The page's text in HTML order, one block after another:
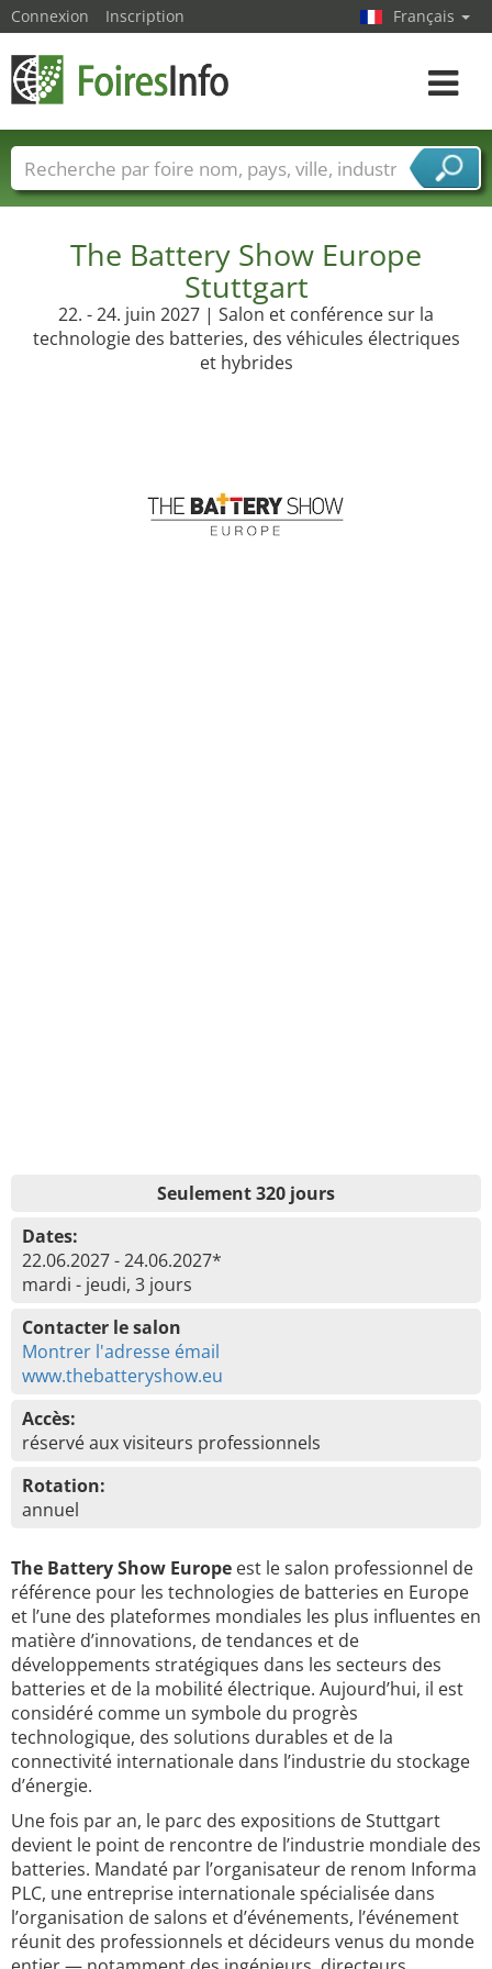
The Battery Show Europe
Stuttgart
22. - 24. juin 2027 | Salon et conférence sur la
technologie des batteries, des véhicules électriques
et hybrides
Seulement 320 jours
Dates:
22.06.2027 - 24.06.2027*
mardi - jeudi, 3 jours
Contacter le salon
Montrer l'adresse émail
www.thebatteryshow.eu
Accès:
réservé aux visiteurs professionnels
Rotation:
annuel
The Battery Show Europe est le salon professionnel de
référence pour les technologies de batteries en Europe
et l’une des plateformes mondiales les plus influentes en
matière d’innovations, de tendances et de
développements stratégiques dans les secteurs des
batteries et de la mobilité électrique. Aujourd’hui, il est
considéré comme un symbole du progrès
technologique, des solutions durables et de la
connectivité internationale dans l’industrie du stockage
d’énergie.
Une fois par an, le parc des expositions de Stuttgart
devient le point de rencontre de l’industrie mondiale des
batteries. Mandaté par l’organisateur de renom Informa
PLC, une entreprise internationale spécialisée dans
l’organisation de salons et d’événements, l’événement
réunit des professionnels et décideurs venus du monde
Connexion Inscription Français
Toggle
Foire noms Pays Villes
Secteurs de foire